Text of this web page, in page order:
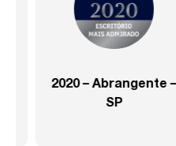
2020 – Abrangente –